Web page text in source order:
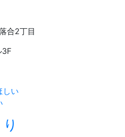
合2丁目
3F
しい